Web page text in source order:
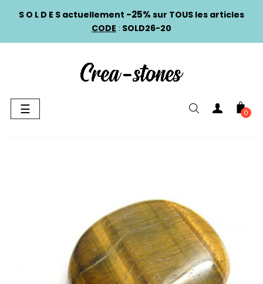
S O L D E S actuellement -25% sur TOUS les articles
CODE : SOLD26-20
Basculer
la
☰ 0